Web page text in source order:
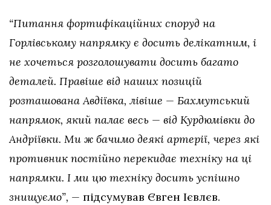
“Питання фортифікаційних споруд на
Горлівському напрямку є досить делікатним, і
не хочеться розголошувати досить багато
деталей. Правіше від наших позицій
розташована Авдіївка, лівіше — Бахмутський
напрямок, який палає весь — від Курдюмівки до
Андріївки. Ми ж бачимо деякі артерії, через які
противник постійно перекидає техніку на ці
напрямки. І ми цю техніку досить успішно
знищуємо”, — підсумував Євген Ієвлєв.